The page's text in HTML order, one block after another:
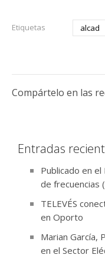
Etiquetas alcad
Compártelo en las
Entradas
Publicado en
de frecuencias
TELEVÉS
en Oporto
Marian García,
en el Sector